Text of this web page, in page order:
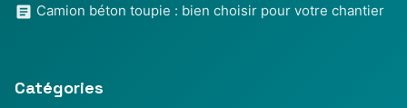
Camion béton toupie : bien choisir pour votre chantier
Catégories